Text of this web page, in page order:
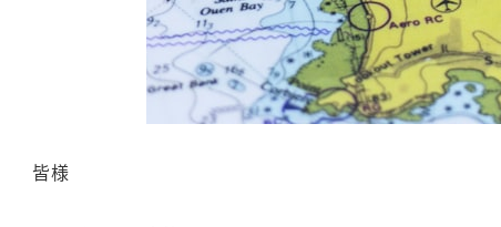
皆様